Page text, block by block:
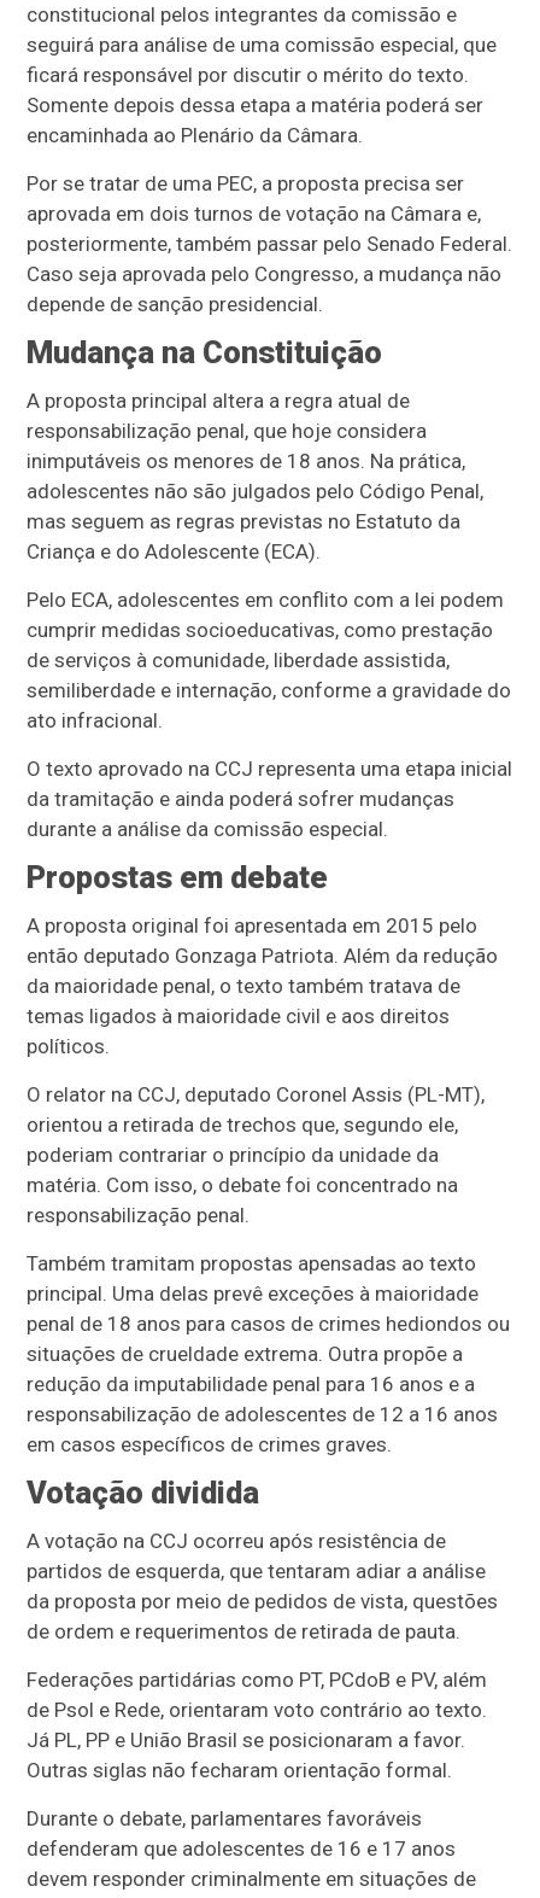
constitucional pelos integrantes da comissão e
seguirá para análise de uma comissão especial, que
ficará responsável por discutir o mérito do texto.
Somente depois dessa etapa a matéria poderá ser
encaminhada ao Plenário da Câmara.
Por se tratar de uma PEC, a proposta precisa ser
aprovada em dois turnos de votação na Câmara e,
posteriormente, também passar pelo Senado Federal.
Caso seja aprovada pelo Congresso, a mudança não
depende de sanção presidencial.
Mudança na Constituição
A proposta principal altera a regra atual de
responsabilização penal, que hoje considera
inimputáveis os menores de 18 anos. Na prática,
adolescentes não são julgados pelo Código Penal,
mas seguem as regras previstas no Estatuto da
Criança e do Adolescente (ECA).
Pelo ECA, adolescentes em conflito com a lei podem
cumprir medidas socioeducativas, como prestação
de serviços à comunidade, liberdade assistida,
semiliberdade e internação, conforme a gravidade do
ato infracional.
O texto aprovado na CCJ representa uma etapa inicial
da tramitação e ainda poderá sofrer mudanças
durante a análise da comissão especial.
Propostas em debate
A proposta original foi apresentada em 2015 pelo
então deputado Gonzaga Patriota. Além da redução
da maioridade penal, o texto também tratava de
temas ligados à maioridade civil e aos direitos
políticos.
O relator na CCJ, deputado Coronel Assis (PL-MT),
orientou a retirada de trechos que, segundo ele,
poderiam contrariar o princípio da unidade da
matéria. Com isso, o debate foi concentrado na
responsabilização penal.
Também tramitam propostas apensadas ao texto
principal. Uma delas prevê exceções à maioridade
penal de 18 anos para casos de crimes hediondos ou
situações de crueldade extrema. Outra propõe a
redução da imputabilidade penal para 16 anos e a
responsabilização de adolescentes de 12 a 16 anos
em casos específicos de crimes graves.
Votação dividida
A votação na CCJ ocorreu após resistência de
partidos de esquerda, que tentaram adiar a análise
da proposta por meio de pedidos de vista, questões
de ordem e requerimentos de retirada de pauta.
Federações partidárias como PT, PCdoB e PV, além
de Psol e Rede, orientaram voto contrário ao texto.
Já PL, PP e União Brasil se posicionaram a favor.
Outras siglas não fecharam orientação formal.
Durante o debate, parlamentares favoráveis
defenderam que adolescentes de 16 e 17 anos
devem responder criminalmente em situações de